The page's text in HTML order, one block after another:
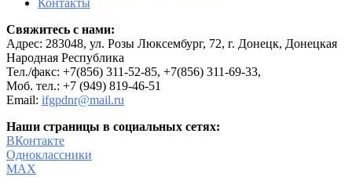
Контакты
Свяжитесь с нами:
Адрес: 283048, ул. Розы Люксембург, 72, г. Донецк, Донецкая
Народная Республика
Тел./факс: +7(856) 311-52-85, +7(856) 311-69-33,
Моб. тел.: +7 (949) 819-46-51
Email: ifgpdnr@mail.ru
Наши страницы в социальных сетях:
ВКонтакте
Одноклассники
МАХ